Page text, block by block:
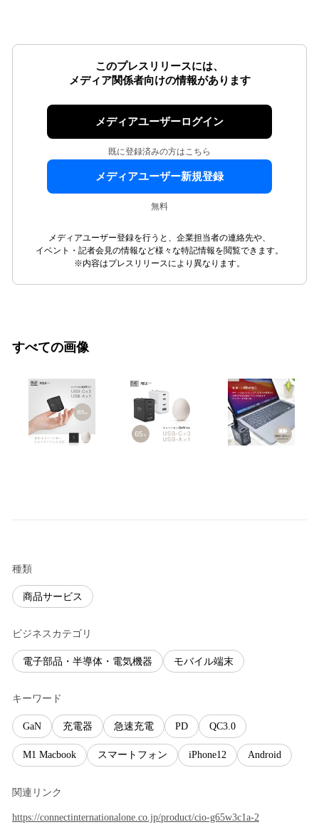
このプレスリリースには、
メディア関係者向けの情報があります
メディアユーザーログイン
既に登録済みの方はこちら
メディアユーザー新規登録
無料
メディアユーザー登録を行うと、企業担当者の連絡先や、
イベント・記者会見の情報など様々な特記情報を閲覧できます。
※内容はプレスリリースにより異なります。
すべての画像
種類
商品サービス
ビジネスカテゴリ
電子部品・半導体・電気機器 モバイル端末
キーワード
GaN 充電器 急速充電 PD QC3.0
M1 Macbook スマートフォン iPhone12 Android
関連リンク
https://connectinternationalone.co.jp/product/cio-g65w3c1a-2